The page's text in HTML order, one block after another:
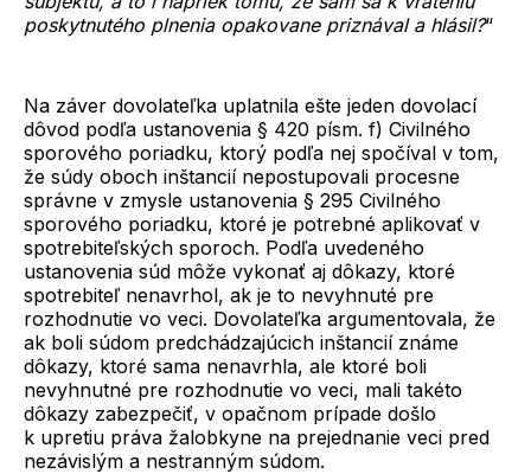
poskytnutého plnenia opakovane priznával a hlásil?“
Na záver dovolateľka uplatnila ešte jeden dovolací
dôvod podľa ustanovenia § 420 písm. f) Civilného
sporového poriadku, ktorý podľa nej spočíval v tom,
že súdy oboch inštancií nepostupovali procesne
správne v zmysle ustanovenia § 295 Civilného
sporového poriadku, ktoré je potrebné aplikovať v
spotrebiteľských sporoch. Podľa uvedeného
ustanovenia súd môže vykonať aj dôkazy, ktoré
spotrebiteľ nenavrhol, ak je to nevyhnuté pre
rozhodnutie vo veci. Dovolateľka argumentovala, že
ak boli súdom predchádzajúcich inštancií známe
dôkazy, ktoré sama nenavrhla, ale ktoré boli
nevyhnutné pre rozhodnutie vo veci, mali takéto
dôkazy zabezpečiť, v opačnom prípade došlo
k upretiu práva žalobkyne na prejednanie veci pred
nezávislým a nestranným súdom.